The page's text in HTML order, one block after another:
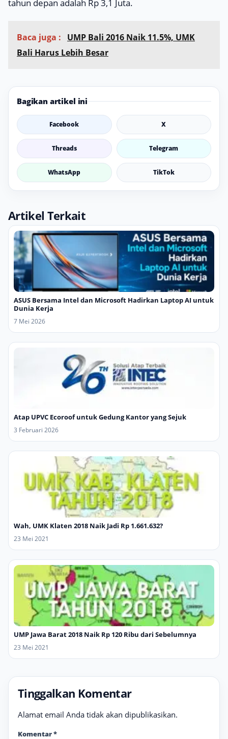
tahun depan adalah Rp 3,1 Juta.
Baca juga :
UMP Bali 2016 Naik 11.5%, UMK
Bali Harus Lebih Besar
Bagikan artikel ini
Facebook X
Threads Telegram
WhatsApp TikTok
Artikel Terkait
ASUS Bersama Intel dan Microsoft Hadirkan Laptop AI untuk
Dunia Kerja
7 Mei 2026
Atap UPVC Ecoroof untuk Gedung Kantor yang Sejuk
3 Februari 2026
Wah, UMK Klaten 2018 Naik Jadi Rp 1.661.632?
23 Mei 2021
UMP Jawa Barat 2018 Naik Rp 120 Ribu dari Sebelumnya
23 Mei 2021
Tinggalkan Komentar
Alamat email Anda tidak akan dipublikasikan.
Komentar*